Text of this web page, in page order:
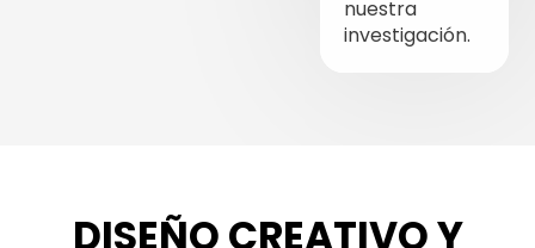
nuestra
investigación.
DISEÑO CREATIVO Y